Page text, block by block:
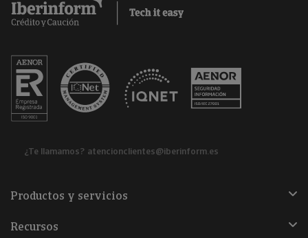
¿Te llamamos? atencionclientes@iberinform.es
Productos y servicios
Recursos